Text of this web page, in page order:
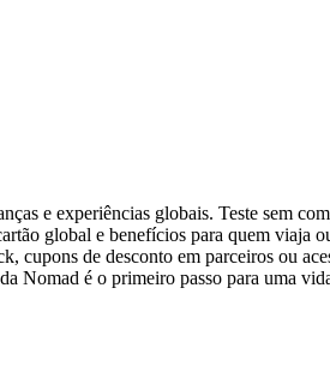
e experiências globais. Teste sem
global e benefícios para quem viaja
cupons de desconto em parceiros ou
Nomad é o primeiro passo para uma